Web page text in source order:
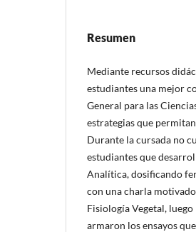
Resumen
Mediante recursos
estudiantes una mejor
General para las
estrategias que
Durante la cursada no
estudiantes que
Analítica, dosificando
con una charla
Fisiología Vegetal,
armaron los ensayos